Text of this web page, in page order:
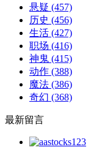
悬疑 (457)
历史 (456)
生活 (427)
职场 (416)
神鬼 (415)
动作 (388)
魔法 (386)
奇幻 (368)
最新留言